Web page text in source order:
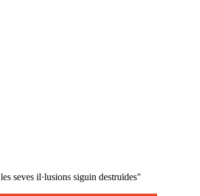
seves il·lusions siguin destruïdes"